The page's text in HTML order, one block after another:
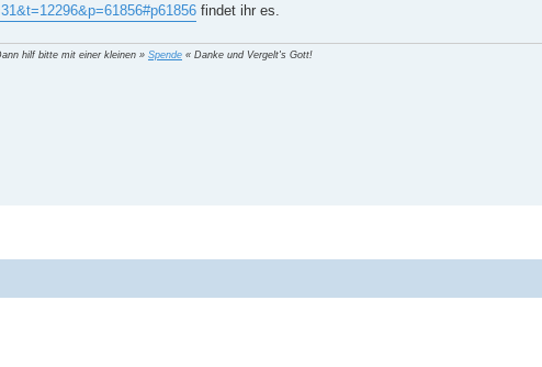
findet ihr es.
hilf bitte mit einer kleinen » Spende « Danke und Vergelt's Gott!